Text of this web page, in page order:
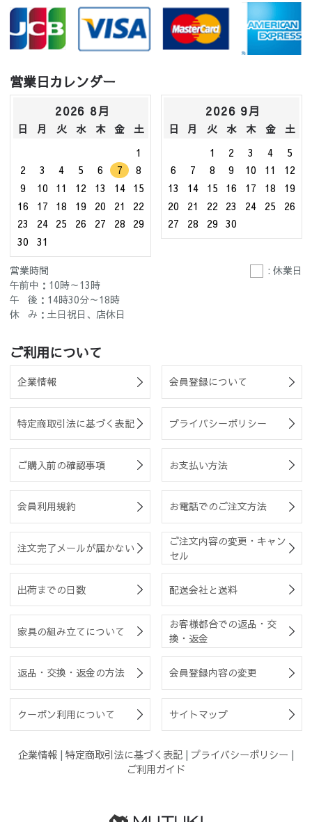
営業日カレンダー
2026 8月
日 月 火 水 木 金
土
1
2
3 4 5 6 7
8
9
10 11 12 13 14
15
16
17 18 19 20 21
22
23
24 25 26 27 28
29
30
31
2026 9月
日 月 火 水 木 金
土
1
2 3 4
5
6
7 8 9 10 11
12
13
14 15 16 17 18
19
20
21 22 23 24 25
26
27
28 29 30
営業時間
: 休業日
午前中：10時～13時
午 後：14時30分～18時
休 み：土日祝日、店休日
ご利用について
企業情報 会員登録について
特定商取引法に基づく表記 プライバシーポリシー
ご購入前の確認事項 お支払い方法
会員利用規約 お電話でのご注文方法
注文完了メールが届かない
ご注文内容の変更・キャン
セル
出荷までの日数 配送会社と送料
家具の組み立てについて
お客様都合での返品・交
換・返金
返品・交換・返金の方法 会員登録内容の変更
クーポン利用について サイトマップ
企業情報 | 特定商取引法に基づく表記 | プライバシーポリシー |
ご利用ガイド